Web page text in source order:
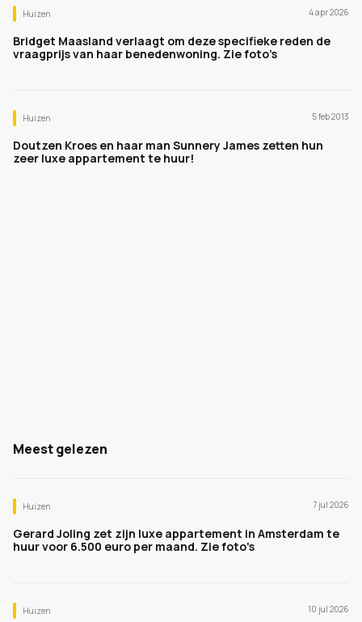
Huizen 4 apr 2026
Bridget Maasland verlaagt om deze specifieke reden de
vraagprijs van haar benedenwoning. Zie foto’s
Huizen 5 feb 2013
Doutzen Kroes en haar man Sunnery James zetten hun
zeer luxe appartement te huur!
Meest gelezen
Huizen 7 jul 2026
Gerard Joling zet zijn luxe appartement in Amsterdam te
huur voor 6.500 euro per maand. Zie foto's
Huizen 10 jul 2026